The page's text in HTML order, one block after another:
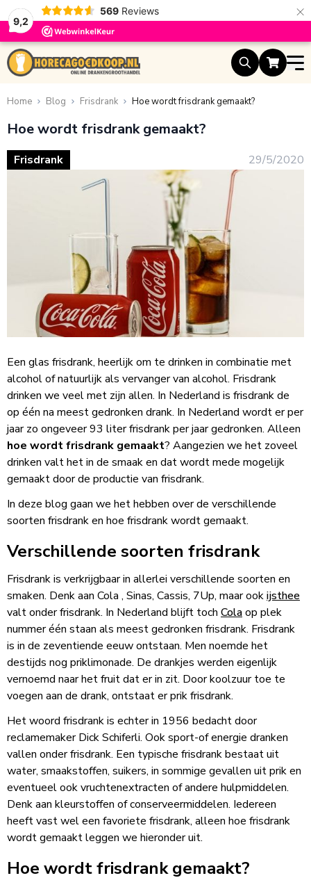
9,2
569 Reviews ×
Ga naar de inhoud
Home Blog Frisdrank Hoe wordt frisdrank gemaakt?
Hoe wordt frisdrank gemaakt?
Frisdrank 29/5/2020
Een glas frisdrank, heerlijk om te drinken in combinatie met
alcohol of natuurlijk als vervanger van alcohol. Frisdrank
drinken we veel met zijn allen. In Nederland is frisdrank de
op één na meest gedronken drank. In Nederland wordt er per
jaar zo ongeveer 93 liter frisdrank per jaar gedronken. Alleen
hoe wordt frisdrank gemaakt? Aangezien we het zoveel
drinken valt het in de smaak en dat wordt mede mogelijk
gemaakt door de productie van frisdrank.
In deze blog gaan we het hebben over de verschillende
soorten frisdrank en hoe frisdrank wordt gemaakt.
Verschillende soorten frisdrank
Frisdrank is verkrijgbaar in allerlei verschillende soorten en
smaken. Denk aan Cola , Sinas, Cassis, 7Up, maar ookijsthee
valt onder frisdrank. In Nederland blijft toch Colaop plek
nummer één staan als meest gedronken frisdrank. Frisdrank
is in de zeventiende eeuw ontstaan. Men noemde het
destijds nog priklimonade. De drankjes werden eigenlijk
vernoemd naar het fruit dat er in zit. Door koolzuur toe te
voegen aan de drank, ontstaat er prik frisdrank.
Het woord frisdrank is echter in 1956 bedacht door
reclamemaker Dick Schiferli. Ook sport-of energie dranken
vallen onder frisdrank. Een typische frisdrank bestaat uit
water, smaakstoffen, suikers, in sommige gevallen uit prik en
eventueel ook vruchtenextracten of andere hulpmiddelen.
Denk aan kleurstoffen of conserveermiddelen. Iedereen
heeft vast wel een favoriete frisdrank, alleen hoe frisdrank
wordt gemaaktleggen we hieronder uit.
Hoe wordt frisdrank gemaakt?